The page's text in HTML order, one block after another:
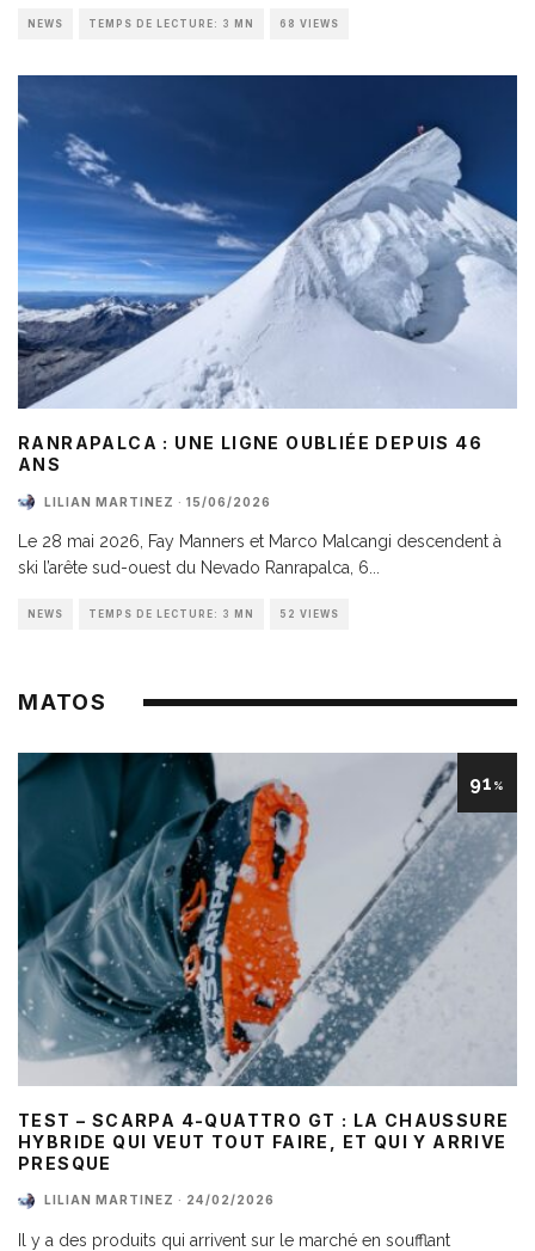
NEWS TEMPS DE LECTURE: 3 MN 68 VIEWS
RANRAPALCA : UNE LIGNE OUBLIÉE DEPUIS 46
ANS
LILIAN MARTINEZ · 15/06/2026
Le 28 mai 2026, Fay Manners et Marco Malcangi descendent à
ski l’arête sud-ouest du Nevado Ranrapalca, 6
NEWS TEMPS DE LECTURE: 3 MN 52 VIEWS
MATOS
91 %
TEST – SCARPA 4-QUATTRO GT : LA CHAUSSURE
HYBRIDE QUI VEUT TOUT FAIRE, ET QUI Y ARRIVE
PRESQUE
LILIAN MARTINEZ · 24/02/2026
Il y a des produits qui arrivent sur le marché en soufflant